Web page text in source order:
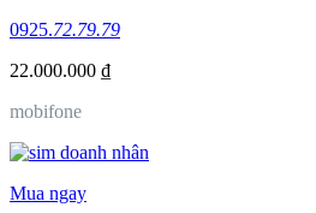
0925.72.79.79
22.000.000 ₫
mobifone
Mua ngay